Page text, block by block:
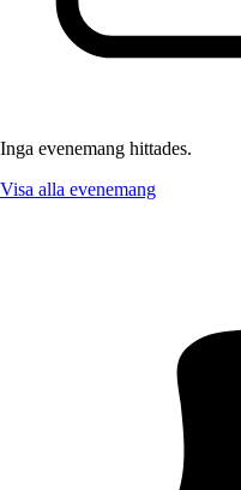
Inga evenemang hittades.
Visa alla evenemang